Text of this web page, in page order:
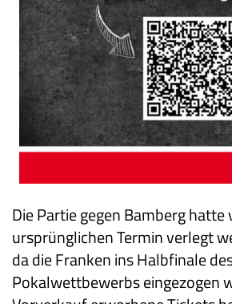
Die Partie gegen Bamberg hatte
ursprünglichen Termin verlegt
da die Franken ins Halbfinale
Pokalwettbewerbs eingezogen